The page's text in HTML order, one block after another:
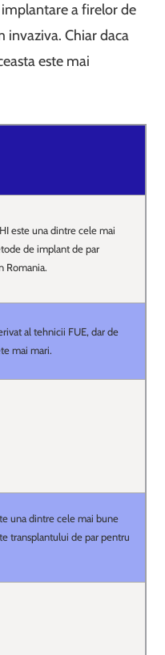
a firelor de
Chiar daca
este mai
este una dintre cele mai
de implant de par
Romania.
al tehnicii FUE, dar de
mai mari.
una dintre cele mai bune
transplantului de par pentru